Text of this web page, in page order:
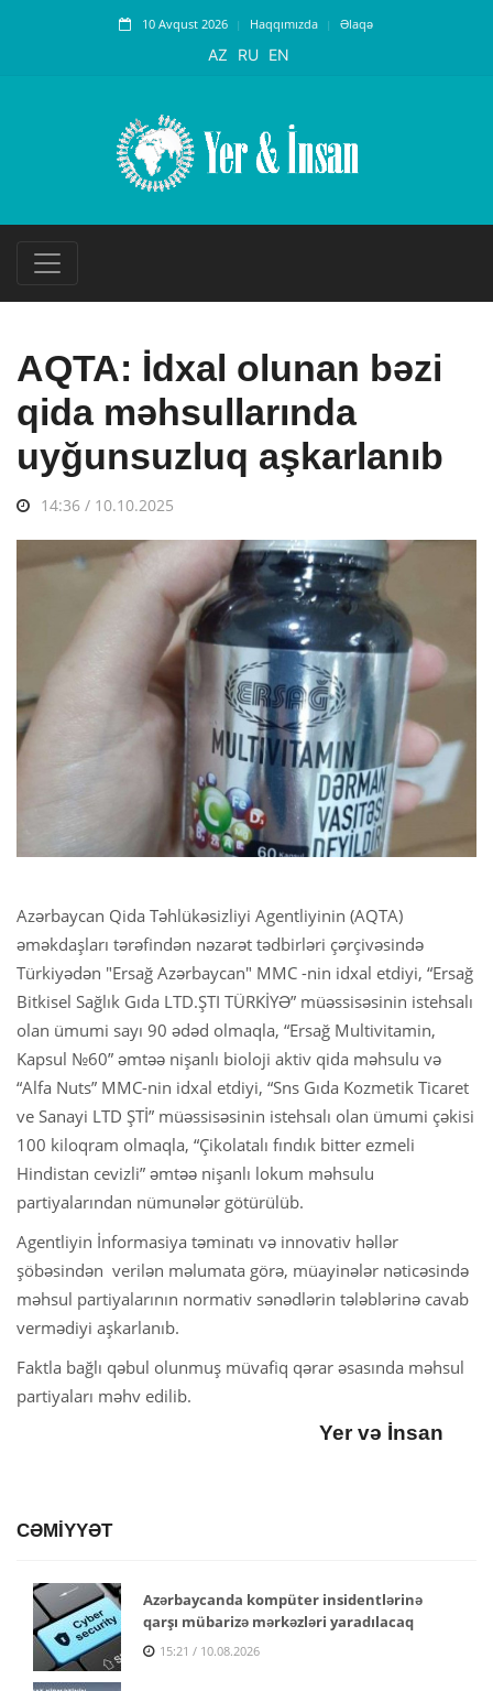
10 Avqust 2026 Haqqımızda Əlaqə
AZ RU EN
AQTA: İdxal olunan bəzi
qida məhsullarında
uyğunsuzluq aşkarlanıb
14:36 / 10.10.2025
Azərbaycan Qida Təhlükəsizliyi Agentliyinin (AQTA)
əməkdaşları tərəfindən nəzarət tədbirləri çərçivəsində
Türkiyədən "Ersağ Azərbaycan" MMC -nin idxal etdiyi, “Ersağ
Bitkisel Sağlık Gıda LTD.ŞTI TÜRKİYƏ” müəssisəsinin istehsalı
olan ümumi sayı 90 ədəd olmaqla, “Ersağ Multivitamin,
Kapsul №60” əmtəə nişanlı bioloji aktiv qida məhsulu və
“Alfa Nuts” MMC-nin idxal etdiyi, “Sns Gıda Kozmetik Ticaret
ve Sanayi LTD ŞTİ” müəssisəsinin istehsalı olan ümumi çəkisi
100 kiloqram olmaqla, “Çikolatalı fındık bitter ezmeli
Hindistan cevizli” əmtəə nişanlı lokum məhsulu
partiyalarından nümunələr götürülüb.
Agentliyin İnformasiya təminatı və innovativ həllər
şöbəsindən verilən məlumata görə, müayinələr nəticəsində
məhsul partiyalarının normativ sənədlərin tələblərinə cavab
vermədiyi aşkarlanıb.
Faktla bağlı qəbul olunmuş müvafiq qərar əsasında məhsul
partiyaları məhv edilib.
Yer və İnsan
CƏMİYYƏT
Azərbaycanda kompüter insidentlərinə
qarşı mübarizə mərkəzləri yaradılacaq
15:21 / 10.08.2026